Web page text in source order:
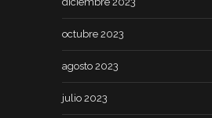
octubre 2023
agosto 2023
julio 2023